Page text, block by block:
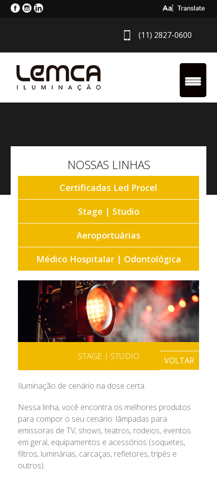
Select
(11) 2827-0600
NOSSAS LINHAS
Certificadas Led Procel
Stage | Studio
Aeroportuárias
Médico Hospitalar | Odontológica
STAGE | STUDIO VOLTAR
Iluminação de cenário na dose certa.
Nessa linha, você encontra os melhores produtos
para compor o seu cenário: lâmpadas para
emissoras de TV, shows, teatros, rodeios, eventos
em geral, equipamentos e acessórios (soquetes,
filtros, luminárias, carcaças, refletores, tripés e
outros).